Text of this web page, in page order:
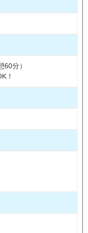
分）
！